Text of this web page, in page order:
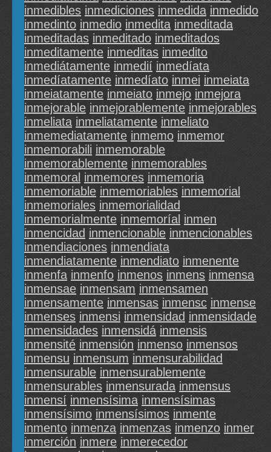
inmedibles inmediciones inmedida inmedido
inmedinto inmedio inmedita inmeditada
inmeditadas inmeditado inmeditados
inmeditamente inmeditas inmedito
inmediátamente inmedií inmedíata
inmedíatamente inmedíato inmei inmeiata
inmeiatamente inmeiato inmejo inmejora
inmejorable inmejorablemente inmejorables
inmeliata inmeliatamente inmeliato
inmemediatamente inmemo inmemor
inmemorabili inmemorable
inmemorablemente inmemorables
inmemoral inmemores inmemoria
inmemoriable inmemoriables inmemorial
inmemoriales inmemorialidad
inmemorialmente inmemoríal inmen
inmencidad inmencionable inmencionables
inmendiaciones inmendiata
inmendiatamente inmendiato inmenente
inmenfa inmenfo inmenos inmens inmensa
inmensae inmensam inmensamen
inmensamente inmensas inmensc inmense
inmenses inmensi inmensidad inmensidade
inmensidades inmensidá inmensis
inmensité inmensión inmenso inmensos
inmensu inmensum inmensurabilidad
inmensurable inmensurablemente
inmensurables inmensurada inmensus
inmensí inmensísima inmensísimas
inmensísimo inmensísimos inmente
inmento inmenza inmenzas inmenzo inmer
inmerción inmere inmerecedor